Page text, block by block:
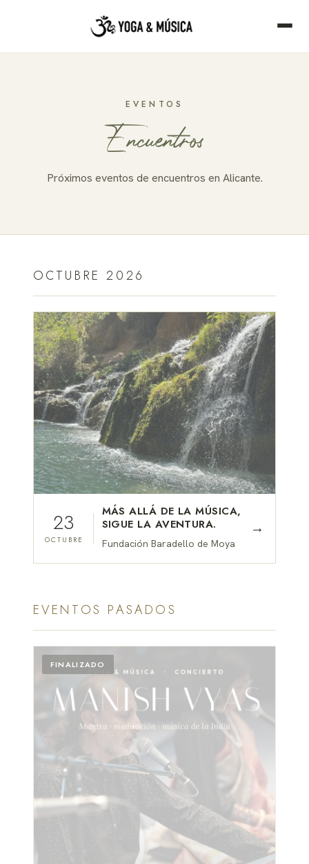
EVENTOS
Encuentros
Próximos eventos de encuentros en Alicante.
OCTUBRE 2026
23
OCTUBRE
MÁS ALLÁ DE LA MÚSICA,
SIGUE LA AVENTURA.
Fundación Baradello de Moya
→
EVENTOS PASADOS
FINALIZADO